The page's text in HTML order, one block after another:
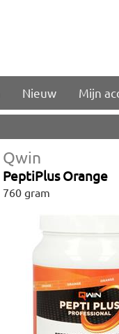
Nieuw Mijn
Qwin
PeptiPlus Orange
760 gram